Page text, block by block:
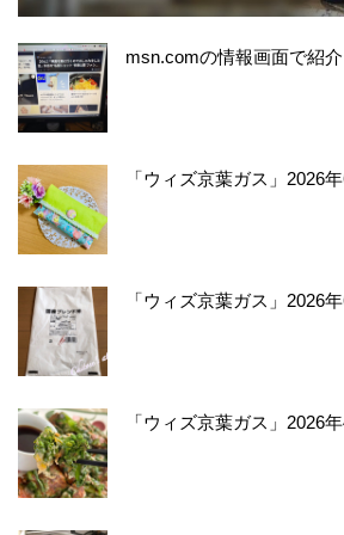
msn.comの情報画面で紹介
「ウィズ京葉ガス」2026
「ウィズ京葉ガス」2026
「ウィズ京葉ガス」2026